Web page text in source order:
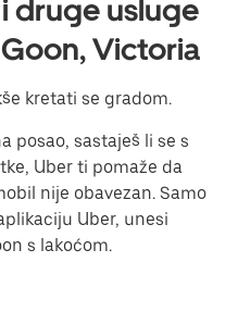
druge usluge
Victoria
kretati se gradom.
posao, sastaješ li se s
Uber ti pomaže da
nije obavezan. Samo
Uber, unesi
s lakoćom.